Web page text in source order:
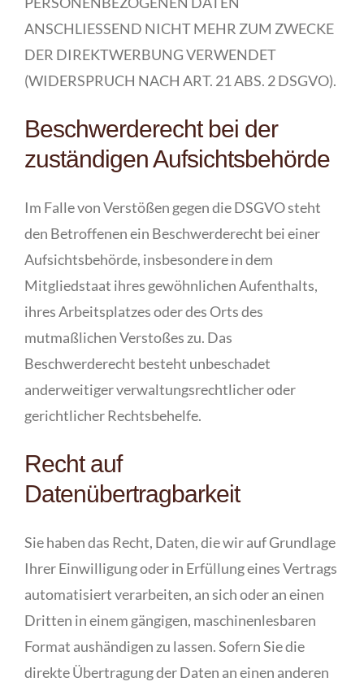
ANSCHLIESSEND NICHT MEHR ZUM ZWECKE
DER DIREKTWERBUNG VERWENDET
(WIDERSPRUCH NACH ART. 21 ABS. 2 DSGVO).
Beschwerderecht bei der
zuständigen Aufsichtsbehörde
Im Falle von Verstößen gegen die DSGVO steht
den Betroffenen ein Beschwerderecht bei einer
Aufsichtsbehörde, insbesondere in dem
Mitgliedstaat ihres gewöhnlichen Aufenthalts,
ihres Arbeitsplatzes oder des Orts des
mutmaßlichen Verstoßes zu. Das
Beschwerderecht besteht unbeschadet
anderweitiger verwaltungsrechtlicher oder
gerichtlicher Rechtsbehelfe.
Recht auf
Datenübertragbarkeit
Sie haben das Recht, Daten, die wir auf Grundlage
Ihrer Einwilligung oder in Erfüllung eines Vertrags
automatisiert verarbeiten, an sich oder an einen
Dritten in einem gängigen, maschinenlesbaren
Format aushändigen zu lassen. Sofern Sie die
direkte Übertragung der Daten an einen anderen